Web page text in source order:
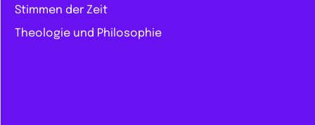
Stimmen der Zeit
Theologie und Philosophie